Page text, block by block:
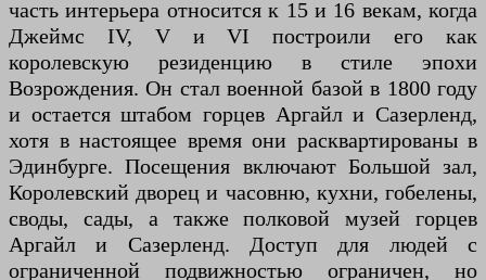
часть интерьера относится к 15 и 16 векам, когда
Джеймс IV, V и VI построили его как
королевскую резиденцию в стиле эпохи
Возрождения. Он стал военной базой в 1800 году
и остается штабом горцев Аргайл и Сазерленд,
хотя в настоящее время они расквартированы в
Эдинбурге. Посещения включают Большой зал,
Королевский дворец и часовню, кухни, гобелены,
своды, сады, а также полковой музей горцев
Аргайл и Сазерленд. Доступ для людей с
ограниченной подвижностью ограничен, но